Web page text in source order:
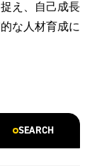
え、自己成長
な人材育成に
SEARCH